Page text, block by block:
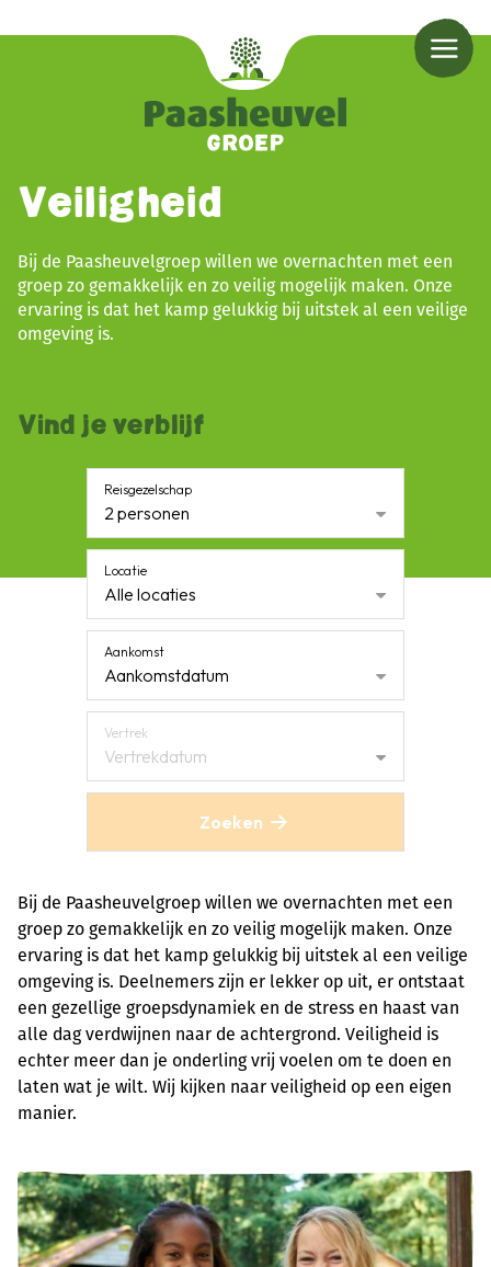
Veiligheid
Bij de Paasheuvelgroep willen we overnachten met een
groep zo gemakkelijk en zo veilig mogelijk maken. Onze
ervaring is dat het kamp gelukkig bij uitstek al een veilige
omgeving is.
Vind je verblijf
Reisgezelschap
2 personen
Locatie
Alle locaties
Aankomst
Aankomstdatum
Vertrek
Vertrekdatum
Zoeken
Bij de Paasheuvelgroep willen we overnachten met een
groep zo gemakkelijk en zo veilig mogelijk maken. Onze
ervaring is dat het kamp gelukkig bij uitstek al een veilige
omgeving is. Deelnemers zijn er lekker op uit, er ontstaat
een gezellige groepsdynamiek en de stress en haast van
alle dag verdwijnen naar de achtergrond. Veiligheid is
echter meer dan je onderling vrij voelen om te doen en
laten wat je wilt. Wij kijken naar veiligheid op een eigen
manier.